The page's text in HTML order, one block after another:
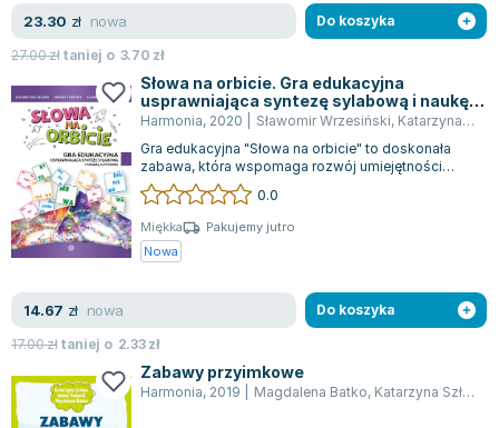
23.30 zł nowa
27.00złtaniej o 3.70 zł
Do koszyka
Słowa na orbicie. Gra edukacyjna
usprawniająca syntezę sylabową i naukę
czytania
Harmonia, 2020 Sławomir Wrzesiński, Katarzyna Szłapa
Gra edukacyjna "Słowa na orbicie" to doskonała
zabawa, która wspomaga rozwój umiejętności
związanych z syntezą i analizą sylabową...
0.0
Miękka
Pakujemy jutro
Nowa
14.67 zł nowa
17.00złtaniej o 2.33zł
Do koszyka
Zabawy przyimkowe
Harmonia, 2019 Magdalena Batko, Katarzyna Szłapa